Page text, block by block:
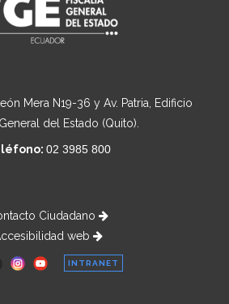
Mera N19-36 y Av. Patria, Edificio
del Estado (Quito).
02 3985 800
Ciudadano
web
INTRANET